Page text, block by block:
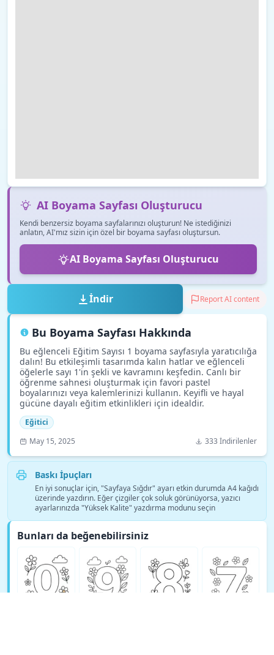
AI Boyama Sayfası Oluşturucu
Kendi benzersiz boyama sayfalarınızı oluşturun! Ne istediğinizi
anlatın, AI'mız sizin için özel bir boyama sayfası oluştursun.
AI Boyama Sayfası Oluşturucu
İndir Report AI content
Bu Boyama Sayfası Hakkında
Bu eğlenceli Eğitim Sayısı 1 boyama sayfasıyla yaratıcılığa
dalın! Bu etkileşimli tasarımda kalın hatlar ve eğlenceli
öğelerle sayı 1'in şekli ve kavramını keşfedin. Canlı bir
öğrenme sahnesi oluşturmak için favori pastel
boyalarınızı veya kalemlerinizi kullanın. Keyifli ve hayal
gücüne dayalı eğitim etkinlikleri için idealdir.
Eğitici
May 15, 2025
333 İndirilenler
Baskı İpuçları
En iyi sonuçlar için, "Sayfaya Sığdır" ayarı etkin durumda A4 kağıdı
üzerinde yazdırın. Eğer çizgiler çok soluk görünüyorsa, yazıcı
ayarlarınızda "Yüksek Kalite" yazdırma modunu seçin
Bunları da beğenebilirsiniz